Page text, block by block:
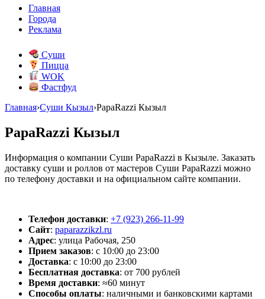
Главная
Города
Реклама
Суши
Пицца
WOK
Фастфуд
Главная›Суши Кызыл›PapaRazzi Кызыл
PapaRazzi Кызыл
Информация о компании Суши PapaRazzi в Кызыле. Заказать
доставку суши и роллов от мастеров Суши PapaRazzi можно
по телефону доставки и на официальном сайте компании.
Телефон доставки: +7 (923) 266-11-99
Сайт: paparazzikzl.ru
Адрес: улица Рабочая, 250
Прием заказов: с 10:00 до 23:00
Доставка: с 10:00 до 23:00
Бесплатная доставка: от 700 рублей
Время доставки: ≈60 минут
Способы оплаты: наличными и банковскими картами